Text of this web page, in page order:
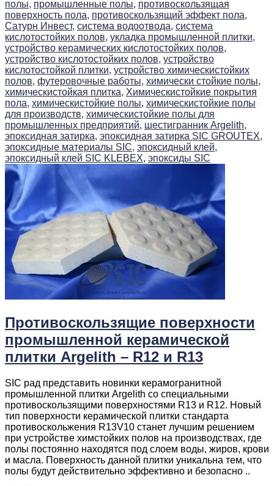
полы, промышленные полы, противоскользящая
поверхность пола, противоскользящий эффект пола,
Сатурн Инвест, система водоотвода, система
кислотостойких полов, укладка промышленной плитки,
устройство керамических кислотостойких полов,
устройство кислотостойких полов, устройство
кислотостойкой плитки, устройство химическистойких
полов, футеровочные работы, химически стойкие полы,
химическистойкая плитка, Химическистойкие покрытия
пола, химическистойкие полы, химическистойкие полы
для производств, химическистойкие полы для
промышленных предприятий, шестигранник Argelith,
эпоксидная затирка, эпоксидная затирка SIC GROUTEX,
эпоксидные материалы SIC, эпоксидный клей,
эпоксидный клей SIC KLEBEX, эпоксиды SIC
Противоскользящие поверхности
промышленной керамической
плитки Argelith – R12 и R13
SIC рад представить новинки керамогранитной
промышленной плитки Argelith со специальными
противоскользящими поверхностями R13 и R12. Новый
тип поверхности керамической плитки стандарта
противоскольжения R13V10 станет лучшим решением
при устройстве химстойких полов на производствах, где
полы постоянно находятся под слоем воды, жиров, крови
и масла. Поверхность данной плитки уникальна тем, что
полы будут действительно эффективно и безопасно ..